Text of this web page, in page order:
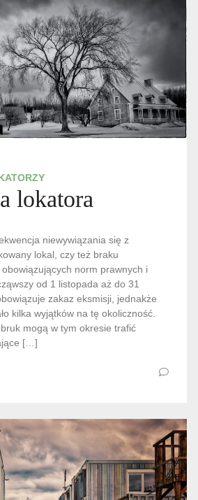
lokatora
niewywiązania się z
lokal, czy też braku
norm prawnych i
od 1 listopada aż do 31
zakaz eksmisji, jednakże
kilka wyjątków na tę okoliczność.
bruk mogą w tym okresie trafić
[…]